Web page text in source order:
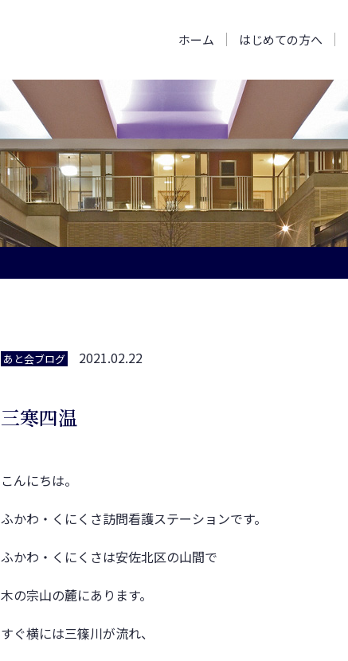
ホーム はじめての方へ
あと会ブログ 2021.02.22
三寒四温
こんにちは。
ふかわ・くにくさ訪問看護ステーションです。
ふかわ・くにくさは安佐北区の山間で
木の宗山の麓にあります。
すぐ横には三篠川が流れ、